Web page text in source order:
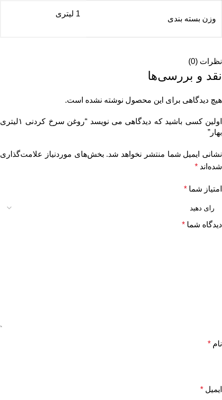
وزن بسته بندی
1 لیتری
نظرات (0)
نقد و بررسی‌ها
هیچ دیدگاهی برای این محصول نوشته نشده است.
اولین کسی باشید که دیدگاهی می نویسد “روغن سرخ کردنی ۱لیتری
بهار”
نشانی ایمیل شما منتشر نخواهد شد. بخش‌های موردنیاز علامت‌گذاری
شده‌اند *
امتیاز شما *
دیدگاه شما *
نام *
ایمیل *